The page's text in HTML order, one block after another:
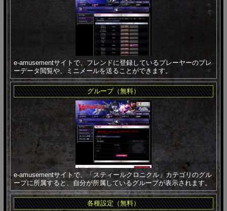
e-amusementサイトで、フレンドに登録しているプレーヤーのプレ
ーデータ閲覧や、ミニメールを送ることができます。
グループ（無料）
e-amusementサイトで、「スティールクロニクル」カテゴリのグル
ープに所属すると、自分が所属しているグループが表示されます。
各種設定（無料）